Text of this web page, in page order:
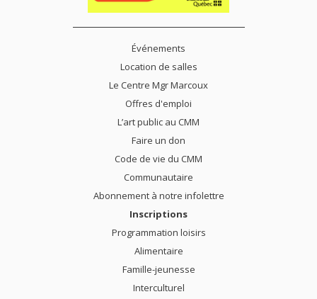
Événements
Location de salles
Le Centre Mgr Marcoux
Offres d'emploi
L’art public au CMM
Faire un don
Code de vie du CMM
Communautaire
Abonnement à notre infolettre
Inscriptions
Programmation loisirs
Alimentaire
Famille-jeunesse
Interculturel